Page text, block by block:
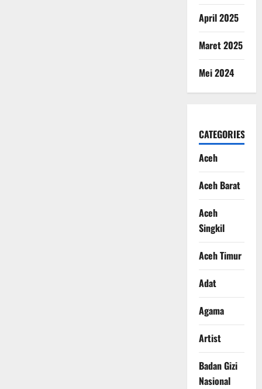
April 2025
Maret 2025
Mei 2024
CATEGORIES
Aceh
Aceh Barat
Aceh
Singkil
Aceh Timur
Adat
Agama
Artist
Badan Gizi
Nasional